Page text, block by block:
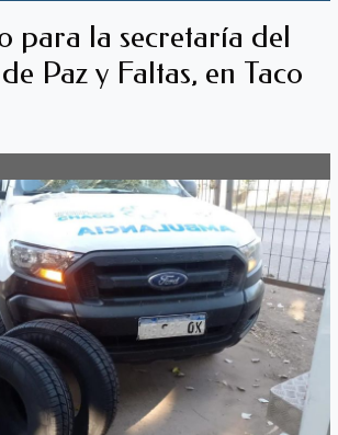
para la secretaría del
Paz y Faltas, en Taco